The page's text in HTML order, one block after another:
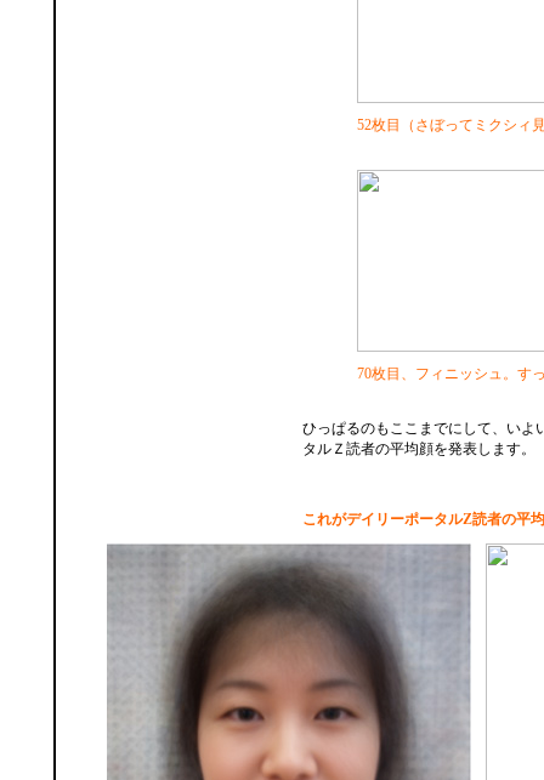
52枚目（さぼってミクシィ
70枚目、フィニッシュ。す
ひっぱるのもここまでにして、いよ
タルＺ読者の平均顔を発表します。
これがデイリーポータルZ読者の平